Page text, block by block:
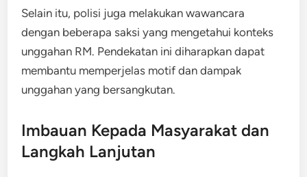
Selain itu, polisi juga melakukan wawancara
dengan beberapa saksi yang mengetahui konteks
unggahan RM. Pendekatan ini diharapkan dapat
membantu memperjelas motif dan dampak
unggahan yang bersangkutan.
Imbauan Kepada Masyarakat dan
Langkah Lanjutan